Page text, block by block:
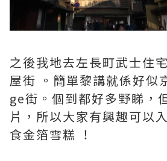
之後我地去左長町武士住
屋街 。簡單黎講就係好似
ge街。個到都好多野睇，
片，所以大家有興趣可以
食金箔雪糕 ！